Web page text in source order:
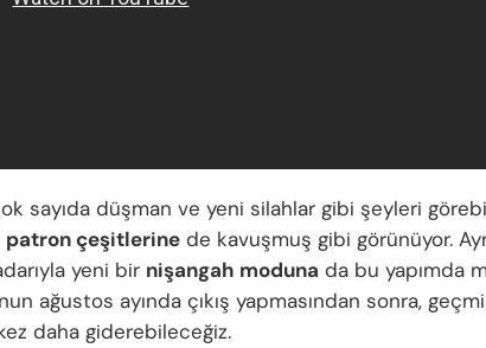
sayıda düşman ve yeni silahlar gibi şeyleri
patron çeşitlerine de kavuşmuş gibi görünüyor.
yeni bir nişangah moduna da bu yapımda
ağustos ayında çıkış yapmasından sonra,
daha giderebileceğiz.